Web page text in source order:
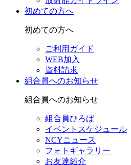
初めての方へ
初めての方へ
ご利用ガイド
WEB加入
資料請求
組合員へのお知らせ
組合員へのお知らせ
組合員ひろば
イベントスケジュール
NCYニュース
フォトギャラリー
お友達紹介